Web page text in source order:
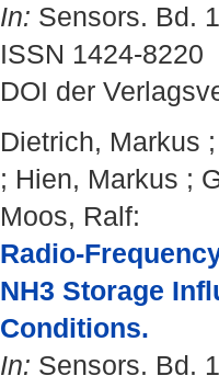
In: Sensors. Bd.
ISSN 1424-8220
DOI der
Dietrich, Markus
; Hien, Markus ;
Moos, Ralf:
Radio-
NH3 Storage
Conditions.
In: Sensors. Bd.